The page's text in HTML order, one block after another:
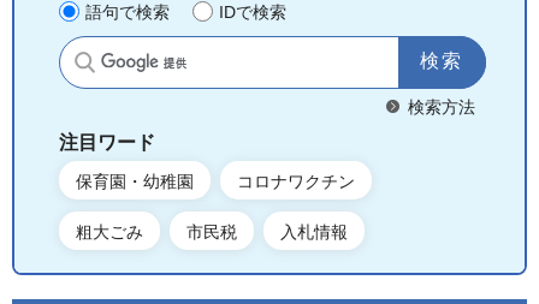
語句で検索 IDで検索
サイト内検索
検索方法
注目ワード
保育園・幼稚園 コロナワクチン
粗大ごみ 市民税 入札情報